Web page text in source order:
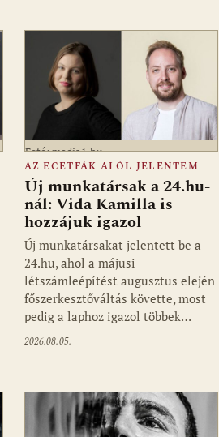
Fotó: media1.hu
AZ ECETFÁK ALÓL JELENTEM
Új munkatársak a 24.hu-
nál: Vida Kamilla is
hozzájuk igazol
Új munkatársakat jelentett be a
24.hu, ahol a májusi
létszámleépítést augusztus elején
főszerkesztőváltás követte, most
pedig a laphoz igazol többek…
2026.08.05.